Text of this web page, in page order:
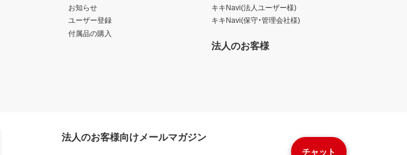
チャット
お知らせ
ユーザー登録
付属品の購入
キキNavi(法人ユーザー様)
キキNavi(保守・管理会社様)
法人のお客様
法人のお客様向けメールマガジン